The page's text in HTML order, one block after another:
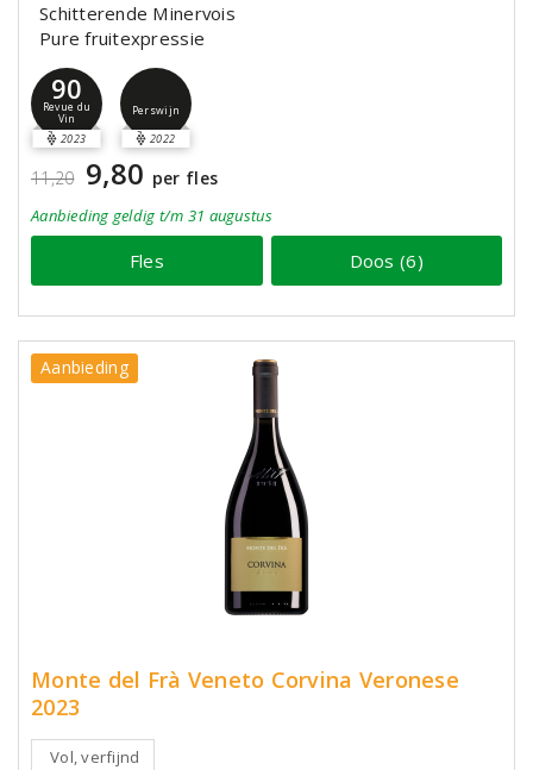
Schitterende Minervois
Pure fruitexpressie
90
Revue du
Vin
2023
Perswijn
2022
11,20 9,80 per fles
Aanbieding geldig t/m 31 augustus
Fles Doos (6)
Aanbieding
Monte del Frà Veneto Corvina Veronese
2023
Vol, verfijnd